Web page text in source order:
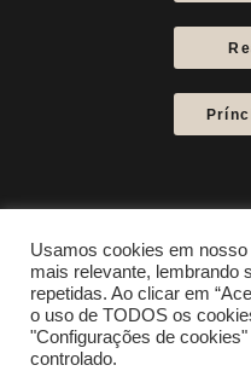
Política
Usamos cookies em
mais relevante, lembrando
repetidas. Ao clicar em
o uso de TODOS os
"Configurações de
controlado.